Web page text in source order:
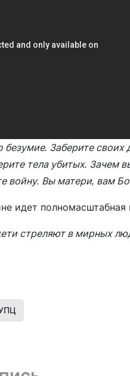
Заберите своих
тела убитых.
войну. Вы матери, вам
идет
стреляют в мирных
запись